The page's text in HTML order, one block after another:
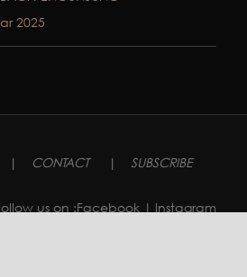
2025
| CONTACT | SUBSCRIBE
us on :Facebook | Instagram